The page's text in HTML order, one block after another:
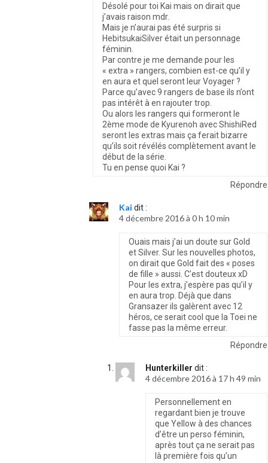
Désolé pour toi Kai mais on dirait que
j’avais raison mdr.
Mais je n’aurai pas été surpris si
HebitsukaiSilver était un personnage
féminin.
Par contre je me demande pour les
« extra » rangers, combien est-ce qu’il y
en aura et quel seront leur Voyager ?
Parce qu’avec 9 rangers de base ils n’ont
pas intérêt à en rajouter trop.
Ou alors les rangers qui formeront le
2ème mode de Kyurenoh avec ShishiRed
seront les extras mais ça ferait bizarre
qu’ils soit révélés complètement avant le
début de la série.
Tu en pense quoi Kai ?
Répondre
Kai dit :
4 décembre 2016 à 0 h 10 min
Ouais mais j’ai un doute sur Gold
et Silver. Sur les nouvelles photos,
on dirait que Gold fait des « poses
de fille » aussi. C’est douteux xD
Pour les extra, j’espère pas qu’il y
en aura trop. Déjà que dans
Gransazer ils galèrent avec 12
héros, ce serait cool que la Toei ne
fasse pas la même erreur.
Répondre
Hunterkiller dit :
4 décembre 2016 à 17 h 49 min
Personnellement en
regardant bien je trouve
que Yellow à des chances
d’être un perso féminin,
après tout ça ne serait pas
là première fois qu’un